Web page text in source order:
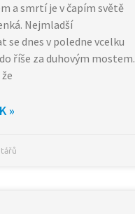
a smrtí je v čapím světě
Nejmladší
se dnes v poledne vcelku
říše za duhovým mostem.
»